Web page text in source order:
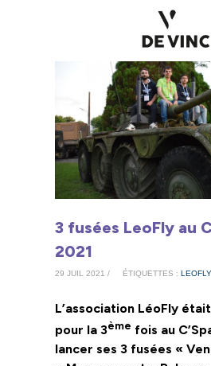
3 fusées LeoFly au
2021
29 JUIL 2021 / ÉTIQUETTES : LEOFLY
L’association LéoFly
pour la 3ème fois au
lancer ses 3 fusées «